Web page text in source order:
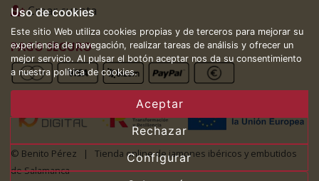
Crear cuenta
PAGO SEGURO
© Benito Pérez | Tienda online de jamones ibéricos y embutidos
de Salamanca
Uso de cookies
Este sitio Web utiliza cookies propias y de terceros para mejorar su
experiencia de navegación, realizar tareas de análisis y ofrecer un
mejor servicio. Al pulsar el botón aceptar nos da su consentimiento
a nuestra política de cookies.
Aceptar
Rechazar
Configurar